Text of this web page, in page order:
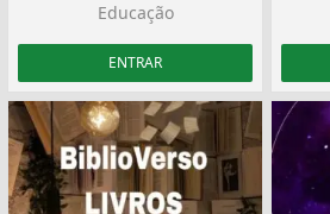
Educação
ENTRAR